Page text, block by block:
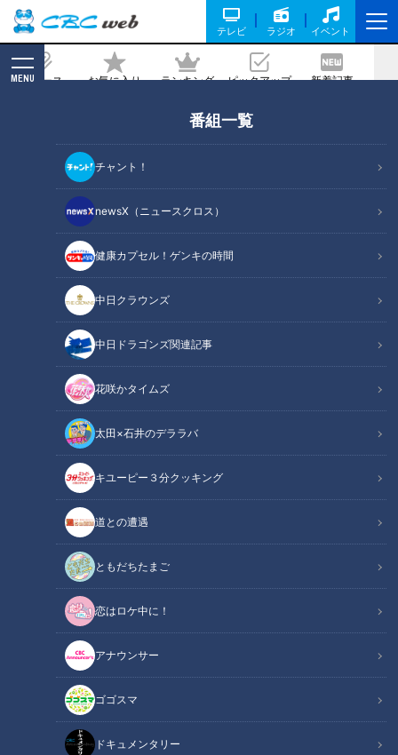
テレビ ラジオ イベント
ニュース お気に入り ランキング ピックアップ 新着記事
MENU
番組一覧
チャント！
newsX（ニュースクロス）
健康カプセル！ゲンキの時間
中日クラウンズ
中日ドラゴンズ関連記事
花咲かタイムズ
太田×石井のデララバ
キユーピー３分クッキング
道との遭遇
ともだちたまご
恋はロケ中に！
アナウンサー
ゴゴスマ
ドキュメンタリー
練り歩く！？面白ければなんでもアリ！
「飛騨神岡初金毘羅宵祭」
記事に戻る
CBCテレビ：画像『チャント！』
この記事の画像（全7枚）